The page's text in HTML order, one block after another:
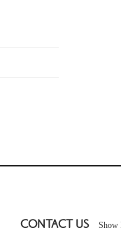
CONTACT US Show